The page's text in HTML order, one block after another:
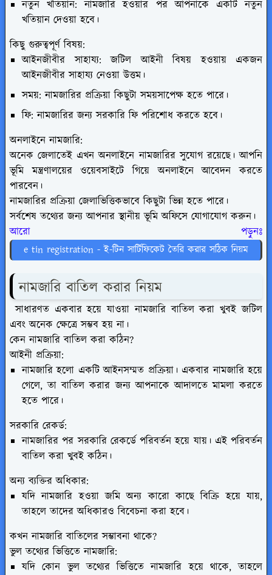
নতুন খতিয়ান: নামজারি হওয়ার পর আপনাকে একটি নতুন
খতিয়ান দেওয়া হবে।
কিছু গুরুত্বপূর্ণ বিষয়:
আইনজীবীর সাহায্য: জটিল আইনী বিষয় হওয়ায় একজন
আইনজীবীর সাহায্য নেওয়া উত্তম।
সময়: নামজারির প্রক্রিয়া কিছুটা সময়সাপেক্ষ হতে পারে।
ফি: নামজারির জন্য সরকারি ফি পরিশোধ করতে হবে।
অনলাইনে নামজারি:
অনেক জেলাতেই এখন অনলাইনে নামজারির সুযোগ রয়েছে। আপনি
ভূমি মন্ত্রণালয়ের ওয়েবসাইটে গিয়ে অনলাইনে আবেদন করতে
পারবেন।
নামজারির প্রক্রিয়া জেলাভিত্তিকভাবে কিছুটা ভিন্ন হতে পারে।
সর্বশেষ তথ্যের জন্য আপনার স্থানীয় ভূমি অফিসে যোগাযোগ করুন।
আরো পড়ুনঃ
e tin registration - ই-টিন সার্টিফিকেট তৈরি করার সঠিক নিয়ম
নামজারি বাতিল করার নিয়ম
সাধারণত একবার হয়ে যাওয়া নামজারি বাতিল করা খুবই জটিল
এবং অনেক ক্ষেত্রে সম্ভব হয় না।
কেন নামজারি বাতিল করা কঠিন?
আইনী প্রক্রিয়া:
নামজারি হলো একটি আইনসম্মত প্রক্রিয়া। একবার নামজারি হয়ে
গেলে, তা বাতিল করার জন্য আপনাকে আদালতে মামলা করতে
হতে পারে।
সরকারি রেকর্ড:
নামজারির পর সরকারি রেকর্ডে পরিবর্তন হয়ে যায়। এই পরিবর্তন
বাতিল করা খুবই কঠিন।
অন্য ব্যক্তির অধিকার:
যদি নামজারি হওয়া জমি অন্য কারো কাছে বিক্রি হয়ে যায়,
তাহলে তাদের অধিকারও বিবেচনা করা হবে।
কখন নামজারি বাতিলের সম্ভাবনা থাকে?
ভুল তথ্যের ভিত্তিতে নামজারি:
যদি কোন ভুল তথ্যের ভিত্তিতে নামজারি হয়ে থাকে, তাহলে